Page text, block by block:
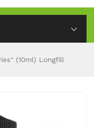
(10ml) Longfill